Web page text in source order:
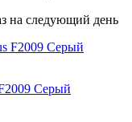
на следующий день
Серый